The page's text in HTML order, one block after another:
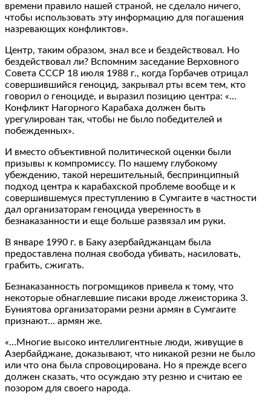
времени правило нашей страной, не сделало ничего,
чтобы использовать эту информацию для погашения
назревающих конфликтов».
Центр, таким образом, знал все и бездействовал. Но
бездействовал ли? Вспомним заседание Верховного
Совета СССР 18 июля 1988 г., когда Горбачев отрицал
совершившийся геноцид, закрывал рты всем тем, кто
говорил о геноциде, и выразил позицию центра: «…
Конфликт Нагорного Карабаха должен быть
урегулирован так, чтобы не было победителей и
побежденных».
И вместо объективной политической оценки были
призывы к компромиссу. По нашему глубокому
убеждению, такой нерешительный, беспринципный
подход центра к карабахской проблеме вообще и к
совершившемуся преступлению в Сумгаите в частности
дал организаторам геноцида уверенность в
безнаказанности и еще больше развязал им руки.
В январе 1990 г. в Баку азербайджанцам была
предоставлена полная свобода убивать, насиловать,
грабить, сжигать.
Безнаказанность погромщиков привела к тому, что
некоторые обнаглевшие писаки вроде лжеисторика 3.
Буниятова организаторами резни армян в Сумгаите
признают… армян же.
«…Многие высоко интеллигентные люди, живущие в
Азербайджане, доказывают, что никакой резни не было
или что она была спровоцирована. Но я прежде всего
должен сказать, что осуждаю эту резню и считаю ее
позором для своего народа.